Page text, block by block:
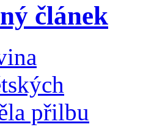
článek